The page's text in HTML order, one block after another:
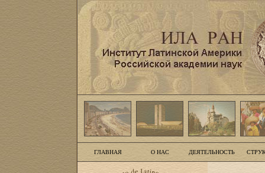
ГЛАВНАЯ О НАС ДЕЯТЕЛЬНОСТЬ